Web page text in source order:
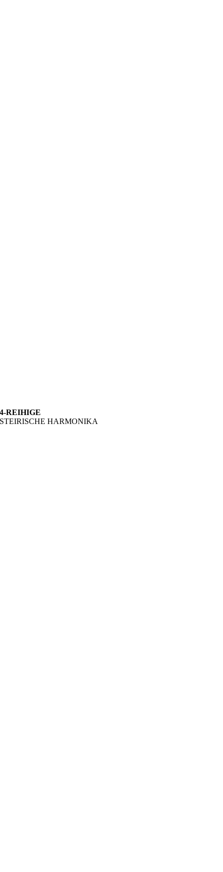
4-REIHIGE
STEIRISCHE HARMONIKA